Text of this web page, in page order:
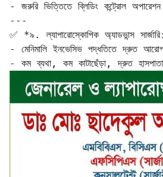
- জরুরি ভিত্তিতে ব্লিডিং কন্ট্রোল
---
✅ *৯. ল্যাপারোস্কোপিক অ্যাডভান্স
- মেনিমালি ইনভেসিভ পদ্ধতিতে দ্রুত
- কম ব্যথা, কম কাটাছেঁড়া, দ্রুত